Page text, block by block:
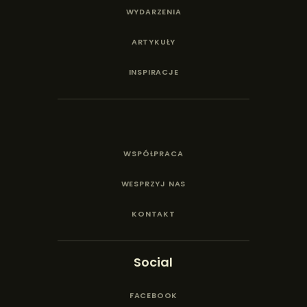
WYDARZENIA
ARTYKUŁY
INSPIRACJE
WSPÓŁPRACA
WESPRZYJ NAS
KONTAKT
Social
FACEBOOK